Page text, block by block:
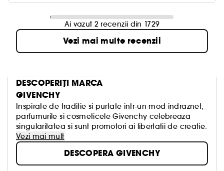
Ai vazut 2 recenzii din 1729
Vezi mai multe recenzii
DESCOPERIȚI MARCA
GIVENCHY
Inspirate de traditie si purtate intr-un mod indraznet,
parfumurile si cosmeticele Givenchy celebreaza
singularitatea si sunt promotori ai libertatii de creatie.
Vezi mai mult
DESCOPERA GIVENCHY